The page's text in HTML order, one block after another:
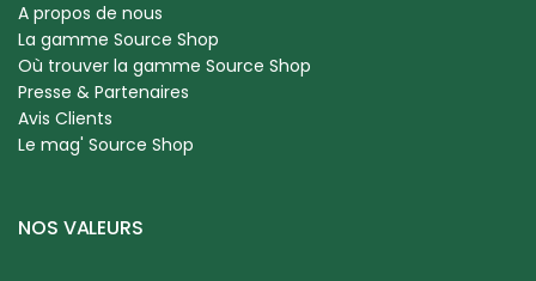
A propos de nous
La gamme Source Shop
Où trouver la gamme Source Shop
Presse & Partenaires
Avis Clients
Le mag' Source Shop
NOS VALEURS